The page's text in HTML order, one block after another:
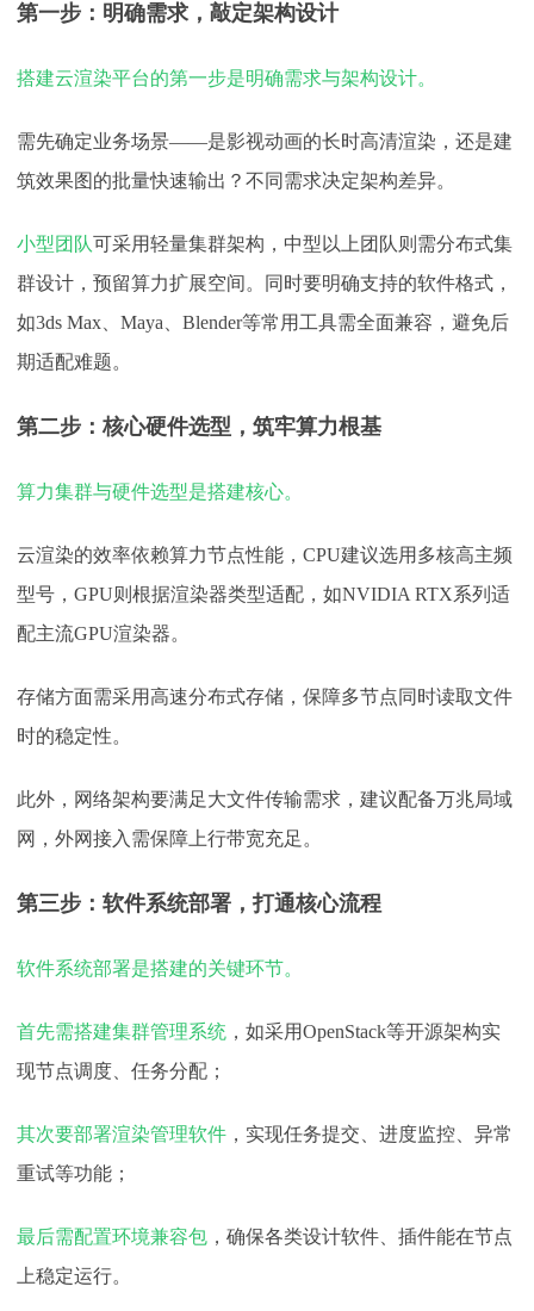
第一步：明确需求，敲定架构设计
搭建云渲染平台的第一步是明确需求与架构设计。
需先确定业务场景——是影视动画的长时高清渲染，还是建
筑效果图的批量快速输出？不同需求决定架构差异。
小型团队可采用轻量集群架构，中型以上团队则需分布式集
群设计，预留算力扩展空间。同时要明确支持的软件格式，
如3ds Max、Maya、Blender等常用工具需全面兼容，避免后
期适配难题。
第二步：核心硬件选型，筑牢算力根基
算力集群与硬件选型是搭建核心。
云渲染的效率依赖算力节点性能， CPU建议选用多核高主频
型号，GPU则根据渲染器类型适配，如NVIDIA RTX系列适
配主流GPU渲染器。
存储方面需采用高速分布式存储，保障多节点同时读取文件
时的稳定性。
此外，网络架构要满足大文件传输需求，建议配备万兆局域
网，外网接入需保障上行带宽充足。
第三步：软件系统部署，打通核心流程
软件系统部署是搭建的关键环节。
首先需搭建集群管理系统 ，如采用OpenStack等开源架构实
现节点调度、任务分配；
其次要部署渲染管理软件 ，实现任务提交、进度监控、异常
重试等功能；
最后需配置环境兼容包 ，确保各类设计软件、插件能在节点
上稳定运行。